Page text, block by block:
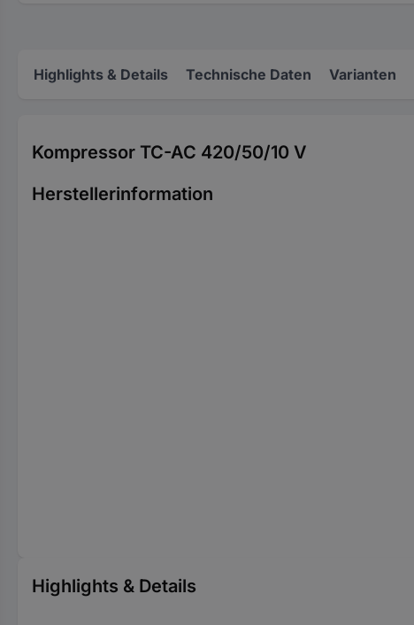
Highlights & Details Technische Daten Varianten
Kompressor TC-AC 420/50/10 V
Herstellerinformation
Highlights & Details